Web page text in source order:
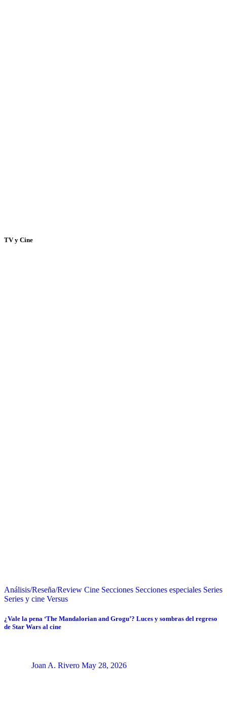
TV y Cine
Análisis/Reseña/Review Cine Secciones Secciones especiales Series
Series y cine Versus
¿Vale la pena ‘The Mandalorian and Grogu’? Luces y sombras del regreso
de Star Wars al cine
Joan A. Rivero May 28, 2026